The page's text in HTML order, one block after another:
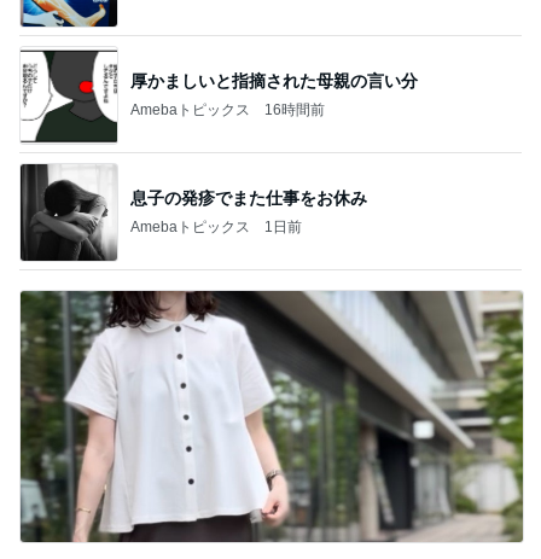
厚かましいと指摘された母親の言い分
Amebaトピックス 16時間前
息子の発疹でまた仕事をお休み
Amebaトピックス 1日前